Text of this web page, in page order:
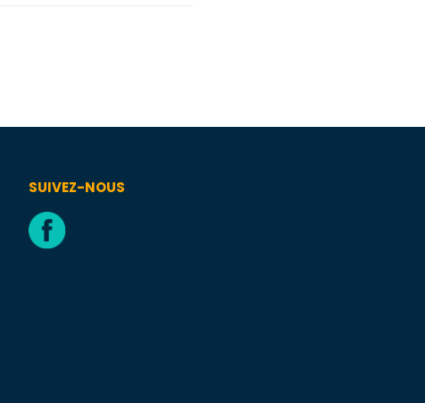
SUIVEZ-NOUS